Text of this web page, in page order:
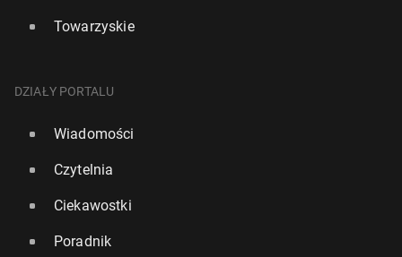
Towarzyskie
DZIAŁY PORTALU
Wiadomości
Czytelnia
Ciekawostki
Poradnik